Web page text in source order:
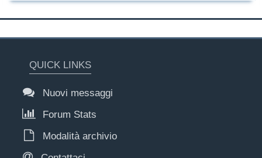
QUICK LINKS
Nuovi messaggi
Forum Stats
Modalità archivio